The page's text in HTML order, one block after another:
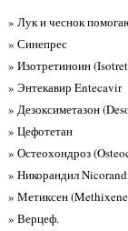
» Лук и чеснок
» Синепрес
» Изотретиноин
» Энтекавир Entecavir
» Дезоксиметазон
» Цефотетан
» Остеохондроз
» Никорандил
» Метиксен
» Верцеф.